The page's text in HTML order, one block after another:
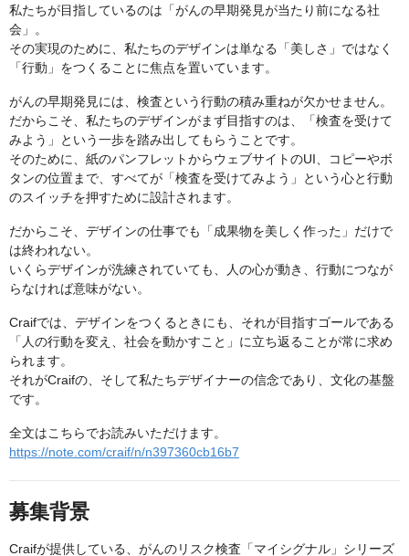
私たちが目指しているのは「がんの早期発見が当たり前になる社
会」。
その実現のために、私たちのデザインは単なる「美しさ」ではなく
「行動」をつくることに焦点を置いています。
がんの早期発見には、検査という行動の積み重ねが欠かせません。
だからこそ、私たちのデザインがまず目指すのは、「検査を受けて
みよう」という一歩を踏み出してもらうことです。
そのために、紙のパンフレットからウェブサイトのUI、コピーやボ
タンの位置まで、すべてが「検査を受けてみよう」という心と行動
のスイッチを押すために設計されます。
だからこそ、デザインの仕事でも「成果物を美しく作った」だけで
は終われない。
いくらデザインが洗練されていても、人の心が動き、行動につなが
らなければ意味がない。
Craifでは、デザインをつくるときにも、それが目指すゴールである
「人の行動を変え、社会を動かすこと」に立ち返ることが常に求め
られます。
それがCraifの、そして私たちデザイナーの信念であり、文化の基盤
です。
全文はこちらでお読みいただけます。
https://note.com/craif/n/n397360cb16b7
募集背景
Craifが提供している、がんのリスク検査「マイシグナル」シリーズ